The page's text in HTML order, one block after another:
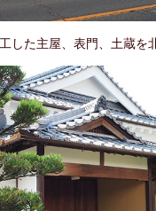
した主屋、表門、土蔵を